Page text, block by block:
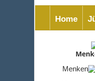
Home
Menken